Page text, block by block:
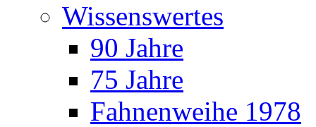
Wissenswertes
90 Jahre
75 Jahre
Fahnenweihe 1978